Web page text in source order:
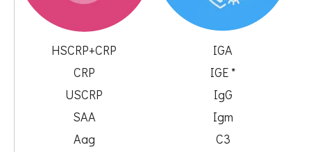
HSCRP+CRP
CRP
USCRP
SAA
Aag
IGA
IGE *
IgG
Igm
C3